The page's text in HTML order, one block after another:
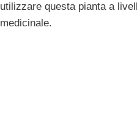
utilizzare questa pianta a
medicinale.